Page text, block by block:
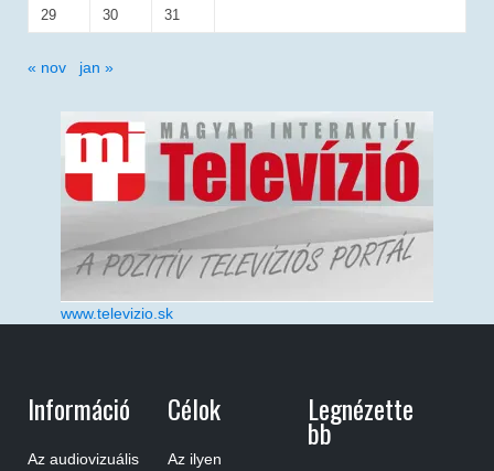
29 30 31
« nov jan »
www.televizio.sk
Információ
Az audiovizuális
Célok
Az ilyen
Legnézette
Bb